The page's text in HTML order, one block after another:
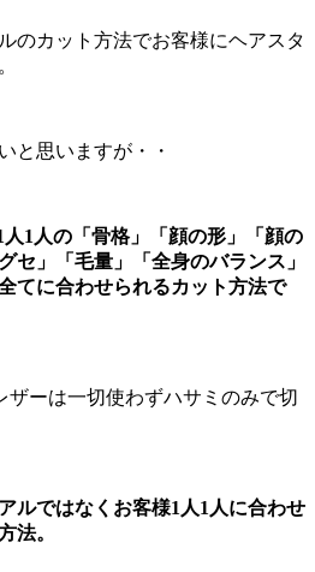
のカット方法でお客様にヘアスタ
と思いますが・・
1人の「骨格」「顔の形」「顔の
セ」「毛量」「全身のバランス」
てに合わせられるカット方法で
ザーは一切使わずハサミのみで切
ルではなくお客様1人1人に合わせ
法。